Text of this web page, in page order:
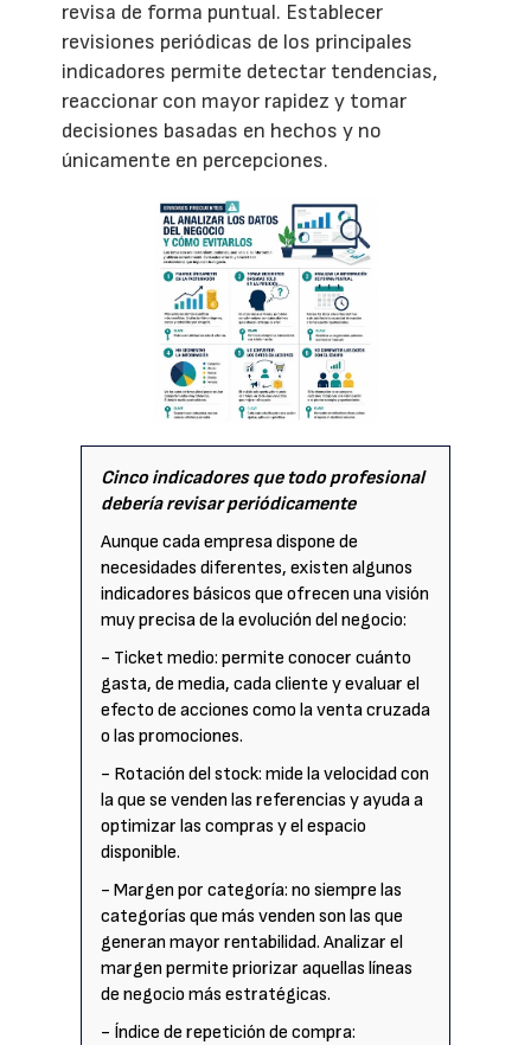
revisa de forma puntual. Establecer
revisiones periódicas de los principales
indicadores permite detectar tendencias,
reaccionar con mayor rapidez y tomar
decisiones basadas en hechos y no
únicamente en percepciones.
Cinco indicadores que todo profesional
debería revisar periódicamente
Aunque cada empresa dispone de
necesidades diferentes, existen algunos
indicadores básicos que ofrecen una visión
muy precisa de la evolución del negocio:
- Ticket medio: permite conocer cuánto
gasta, de media, cada cliente y evaluar el
efecto de acciones como la venta cruzada
o las promociones.
- Rotación del stock: mide la velocidad con
la que se venden las referencias y ayuda a
optimizar las compras y el espacio
disponible.
- Margen por categoría: no siempre las
categorías que más venden son las que
generan mayor rentabilidad. Analizar el
margen permite priorizar aquellas líneas
de negocio más estratégicas.
- Índice de repetición de compra: